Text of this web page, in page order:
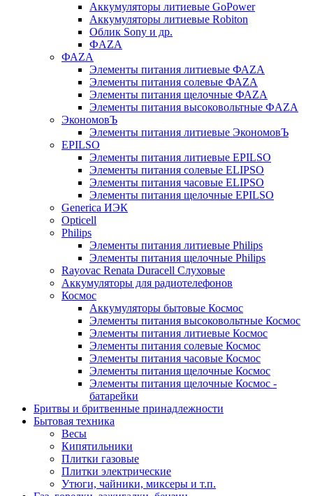
Аккумуляторы литиевые GoPower
Аккумуляторы литиевые Robiton
Облик Sony и др.
ФAZA
ФАZA
Элементы питания литиевые ФАZА
Элементы питания солевые ФАZА
Элементы питания щелочные ФАZА
Элементы питания высоковольтные ФAZA
ЭкономовЪ
Элементы питания литиевые ЭкономовЪ
EPILSO
Элементы питания литиевые EPILSO
Элементы питания солевые ELIPSO
Элементы питания часовые ELIPSO
Элементы питания щелочные EPILSO
Generica ИЭК
Opticell
Philips
Элементы питания литиевые Philips
Элементы питания щелочные Philips
Rayovac Renata Duracell Слуховые
Аккумуляторы для радиотелефонов
Космос
Аккумуляторы бытовые Космос
Элементы питания высоковольтные Космос
Элементы питания литиевые Космос
Элементы питания солевые Космос
Элементы питания часовые Космос
Элементы питания щелочные Космос
Элементы питания щелочные Космос -
батарейки
Бритвы и бритвенные принадлежности
Бытовая техника
Весы
Кипятильники
Плитки газовые
Плитки электрические
Утюги, чайники, миксеры и т.п.